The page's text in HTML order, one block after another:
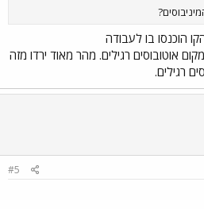
הוכנסו בו לעבודה
אוטובוסים רגילים. מהר מאוד ירדו מזה
רגילים.
#5